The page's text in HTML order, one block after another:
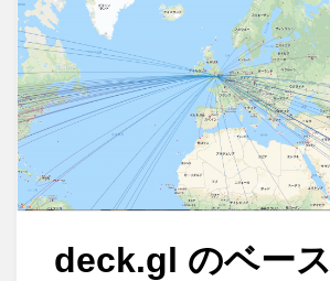
deck.gl のベー